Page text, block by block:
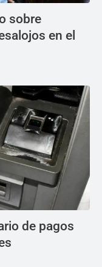
sobre
en el
de pagos